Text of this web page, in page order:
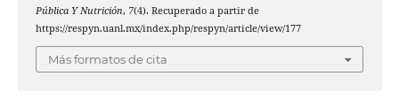
Pública Y Nutrición, 7(4). Recuperado a partir de
https://respyn.uanl.mx/index.php/respyn/article/view/177
Más formatos de cita